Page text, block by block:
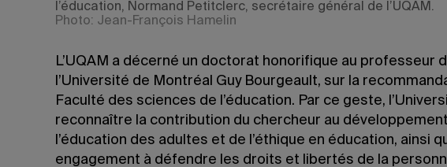
l’éducation, Normand Petitclerc, secrétaire général de l’UQAM.
Photo: Jean-François Hamelin
L’UQAM a décerné un doctorat honorifique au professeur
l’Université de Montréal Guy Bourgeault, sur la
Faculté des sciences de l’éducation. Par ce geste,
reconnaître la contribution du chercheur au
l’éducation des adultes et de l’éthique en éducation, ainsi
engagement à défendre les droits et libertés de la